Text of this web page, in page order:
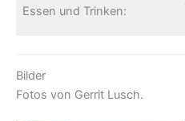
Essen und Trinken:
Bilder
Fotos von Gerrit Lusch.